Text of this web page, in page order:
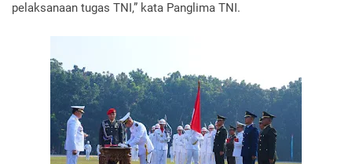
pelaksanaan tugas TNI,” kata Panglima TNI.